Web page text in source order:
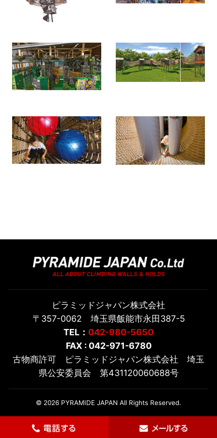
ピラミッドジャパン株式会社
〒357-0062 埼玉県飯能市永田387-5
TEL： 042-980-5650
FAX : 042-971-6780
古物商許可 ピラミッドジャパン株式会社 埼玉
県公安委員会 第431120060688号
© 2026 PYRAMIDE JAPAN All Rights Reserved.